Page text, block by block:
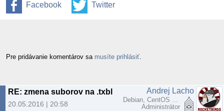
Facebook Twitter
Pre pridávanie komentárov sa musíte prihlásiť
RE: zmena suborov na .txbl
20.05.2016 | 20:58
Andrej Lacho
Debian, CentOS ...
Administrátor